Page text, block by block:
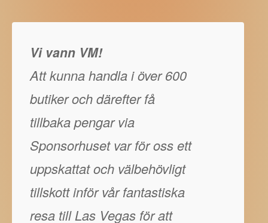
Vi vann VM!
Att kunna handla i över 600
butiker och därefter få
tillbaka pengar via
Sponsorhuset var för oss ett
uppskattat och välbehövligt
tillskott inför vår fantastiska
resa till Las Vegas för att